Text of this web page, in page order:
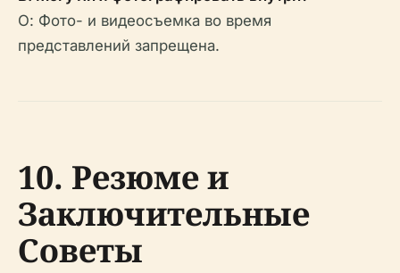
О: Фото- и видеосъемка во время
представлений запрещена.
10. Резюме и
Заключительные
Советы